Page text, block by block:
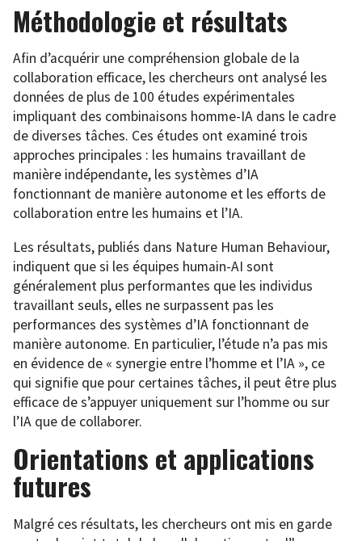
Méthodologie et résultats
Afin d’acquérir une compréhension globale de la
collaboration efficace, les chercheurs ont analysé les
données de plus de 100 études expérimentales
impliquant des combinaisons homme-IA dans le cadre
de diverses tâches. Ces études ont examiné trois
approches principales : les humains travaillant de
manière indépendante, les systèmes d’IA
fonctionnant de manière autonome et les efforts de
collaboration entre les humains et l’IA.
Les résultats, publiés dans Nature Human Behaviour,
indiquent que si les équipes humain-AI sont
généralement plus performantes que les individus
travaillant seuls, elles ne surpassent pas les
performances des systèmes d’IA fonctionnant de
manière autonome. En particulier, l’étude n’a pas mis
en évidence de « synergie entre l’homme et l’IA », ce
qui signifie que pour certaines tâches, il peut être plus
efficace de s’appuyer uniquement sur l’homme ou sur
l’IA que de collaborer.
Orientations et applications
futures
Malgré ces résultats, les chercheurs ont mis en garde